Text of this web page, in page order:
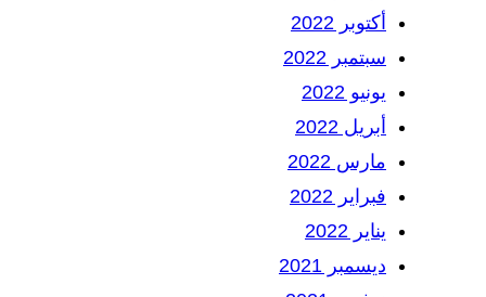
أكتوبر 2022
سبتمبر 2022
يونيو 2022
أبريل 2022
مارس 2022
فبراير 2022
يناير 2022
ديسمبر 2021